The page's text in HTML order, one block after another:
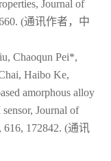
Journal of
(通讯作者，中
Chaoqun Pei*,
Haibo Ke,
amorphous alloy
Journal of
616, 172842. (通讯